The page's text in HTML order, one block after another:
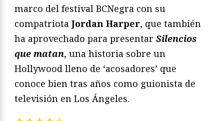
marco del festival BCNegra con su
compatriota Jordan Harper, que también
ha aprovechado para presentar Silencios
que matan, una historia sobre un
Hollywood lleno de ‘acosadores’ que
conoce bien tras años como guionista de
televisión en Los Ángeles.